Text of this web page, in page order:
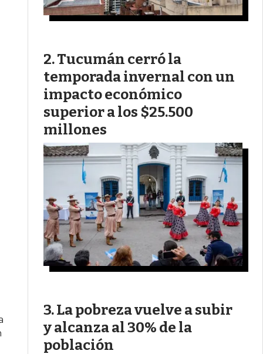
Tucumán cerró la
temporada invernal con un
impacto económico
superior a los $25.500
millones
La pobreza vuelve a subir
y alcanza al 30% de la
población